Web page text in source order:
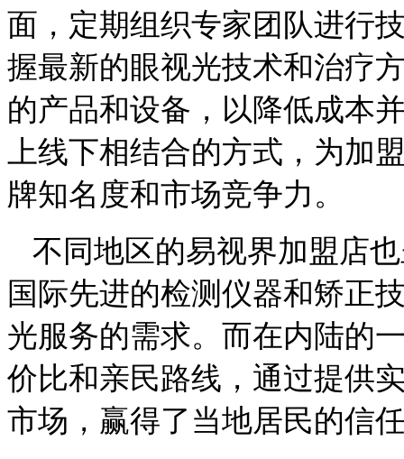
面，定期组织专家团队进行
握最新的眼视光技术和治疗
的产品和设备，以降低成本
上线下相结合的方式，为加
牌知名度和市场竞争力。
不同地区的易视界加盟店
国际先进的检测仪器和矫正
光服务的需求。而在内陆的
价比和亲民路线，通过提供
市场，赢得了当地居民的信